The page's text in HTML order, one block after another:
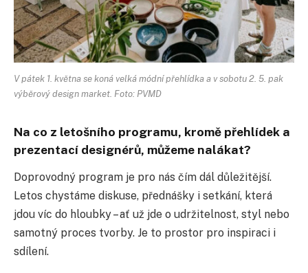
V pátek 1. května se koná velká módní přehlídka a v sobotu 2. 5. pak
výběrový design market. Foto: PVMD
Na co z letošního programu, kromě přehlídek a
prezentací designérů, můžeme nalákat?
Doprovodný program je pro nás čím dál důležitější.
Letos chystáme diskuse, přednášky i setkání, která
jdou víc do hloubky – ať už jde o udržitelnost, styl nebo
samotný proces tvorby. Je to prostor pro inspiraci i
sdílení.